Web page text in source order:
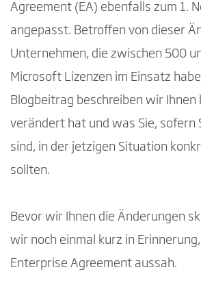
Agreement (EA) ebenfalls zum 1.
angepasst. Betroffen von dieser
Unternehmen, die zwischen 500
Microsoft Lizenzen im Einsatz
Blogbeitrag beschreiben wir Ihnen
verändert hat und was Sie, sofern
sind, in der jetzigen Situation
sollten.
Bevor wir Ihnen die Änderungen
wir noch einmal kurz in
Enterprise Agreement aussah.